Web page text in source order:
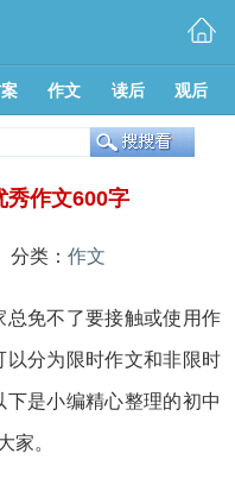
作文 读后 观后
秀作文600字
类： 作文
免不了要接触或使用作
分为限时作文和非限时
是小编精心整理的初中
家。